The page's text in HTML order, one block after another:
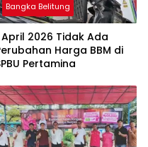
Bangka Belitung
April 2026 Tidak Ada
Harga BBM di
Pertamina